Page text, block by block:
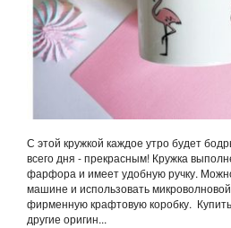
С этой кружкой каждое утро будет
всего дня - прекрасным! Кружка
фарфора и имеет удобную ручку.
машине и использовать
фирменную крафтовую коробку.
другие оригин...